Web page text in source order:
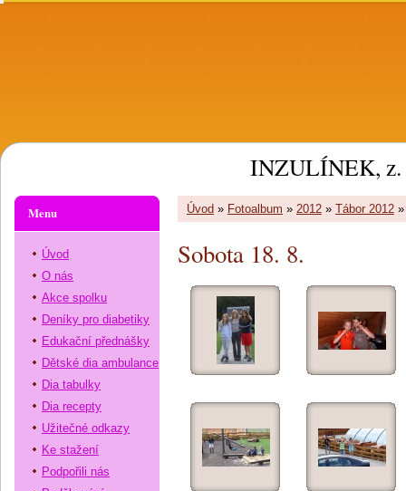
INZULÍNEK, z.
Úvod » Fotoalbum » 2012 » Tábor 2012
Sobota 18. 8.
Menu
Úvod
O nás
Akce spolku
Deníky pro diabetiky
Edukační přednášky
Dětské dia ambulance
Dia tabulky
Dia recepty
Užitečné odkazy
Ke stažení
Podpořili nás